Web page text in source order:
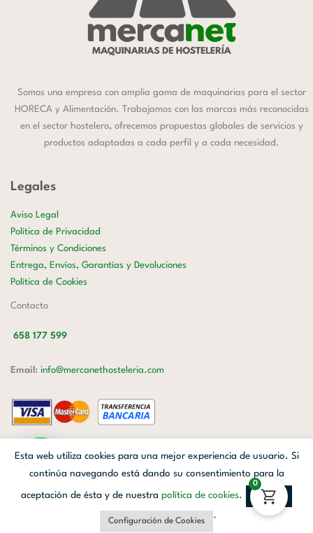
Somos una empresa con amplia gama de maquinarias para el sector
HORECA y Alimentación. Trabajamos con las marcas más reconocidas
en el sector hostelero, ofrecemos propuestas globales de servicios y
productos adaptadas a cada perfil y a cada necesidad.
Legales
Aviso Legal
Política de Privacidad
Términos y Condiciones
Entrega, Envíos, Garantías y Devoluciones
Política de Cookies
Contacto
658 177 599
Email: info@mercanethosteleria.com
Mercanet © 2026.| Diseñado porAvanzada Digital| Webmaster
Facebook Linkedin Instagram
Esta web utiliza cookies para una mejor experiencia de usuario. Si
continúa navegando está dando su consentimiento para la
aceptación de ésta y de nuestra política de cookies. Aceptar
Configuración de Cookies `
0